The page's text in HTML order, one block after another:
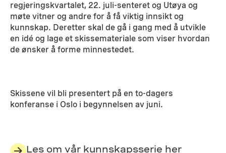
regjeringskvartalet, 22. juli-senteret og Utøya og
møte vitner og andre for å få viktig innsikt og
kunnskap. Deretter skal de gå i gang med å utvikle
en idé og lage et skissemateriale som viser hvordan
de ønsker å forme minnestedet.
Skissene vil bli presentert på en to-dagers
konferanse i Oslo i begynnelsen av juni.
Les om vår kunnskapsserie her